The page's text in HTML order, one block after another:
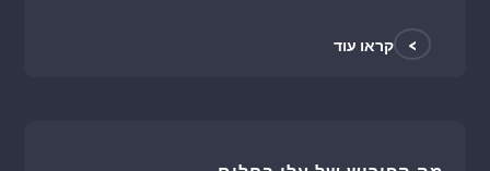
> קראו עוד